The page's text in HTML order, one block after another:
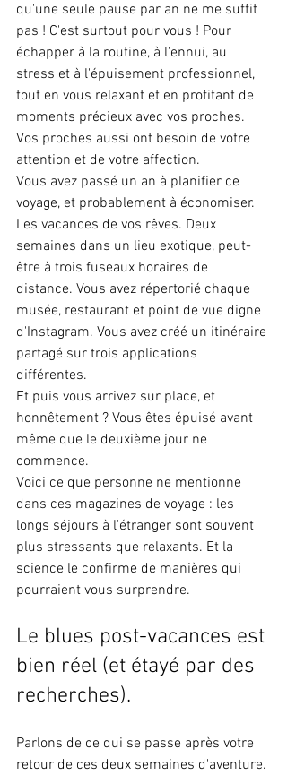
qu'une seule pause par an ne me suffit
pas ! C'est surtout pour vous ! Pour
échapper à la routine, à l'ennui, au
stress et à l'épuisement professionnel,
tout en vous relaxant et en profitant de
moments précieux avec vos proches.
Vos proches aussi ont besoin de votre
attention et de votre affection.
Vous avez passé un an à planifier ce
voyage, et probablement à économiser.
Les vacances de vos rêves. Deux
semaines dans un lieu exotique, peut-
être à trois fuseaux horaires de
distance. Vous avez répertorié chaque
musée, restaurant et point de vue digne
d'Instagram. Vous avez créé un itinéraire
partagé sur trois applications
différentes.
Et puis vous arrivez sur place, et
honnêtement ? Vous êtes épuisé avant
même que le deuxième jour ne
commence.
Voici ce que personne ne mentionne
dans ces magazines de voyage : les
longs séjours à l'étranger sont souvent
plus stressants que relaxants. Et la
science le confirme de manières qui
pourraient vous surprendre.
Le blues post-vacances est
bien réel (et étayé par des
recherches).
Parlons de ce qui se passe après votre
retour de ces deux semaines d'aventure.